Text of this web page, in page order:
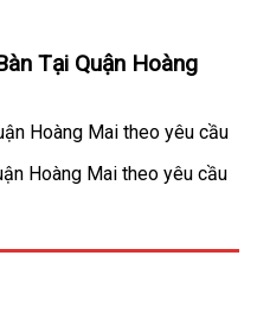
Tại Quận Hoàng
Hoàng Mai theo yêu cầu
Hoàng Mai theo yêu cầu